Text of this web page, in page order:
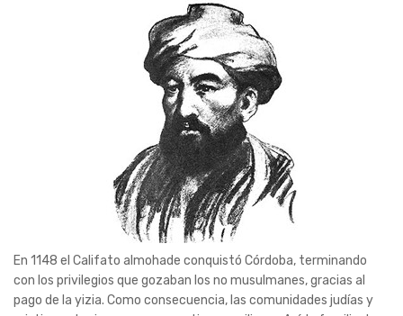
En 1148 el Califato almohade conquistó Córdoba, terminando
con los privilegios que gozaban los no musulmanes, gracias al
pago de la yizia. Como consecuencia, las comunidades judías y